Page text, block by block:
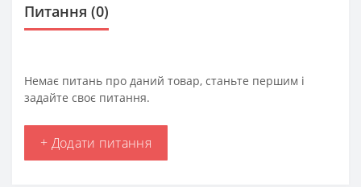
Питання (0)
Немає питань про даний товар, станьте першим і
задайте своє питання.
+ Додати питання